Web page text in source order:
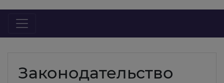
Законодательство